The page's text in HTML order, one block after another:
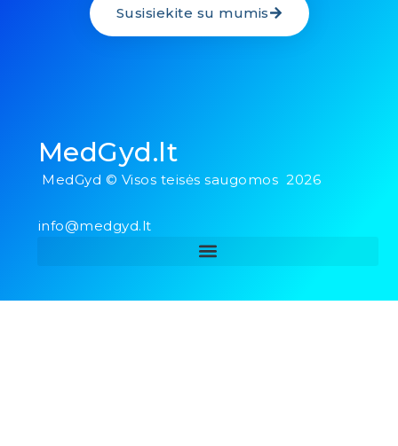
Susisiekite su mumis
MedGyd.lt
MedGyd © Visos teisės saugomos 2026
info@medgyd.lt